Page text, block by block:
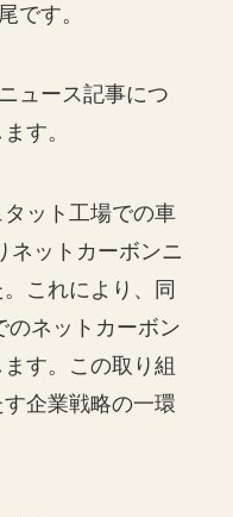
です。
ュース記事につ
す。
ット工場での車
ネットカーボンニ
これにより、同
のネットカーボン
す。この取り組
企業戦略の一環